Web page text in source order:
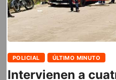
POLICIAL ÚLTIMO MINUTO
Intervienen a